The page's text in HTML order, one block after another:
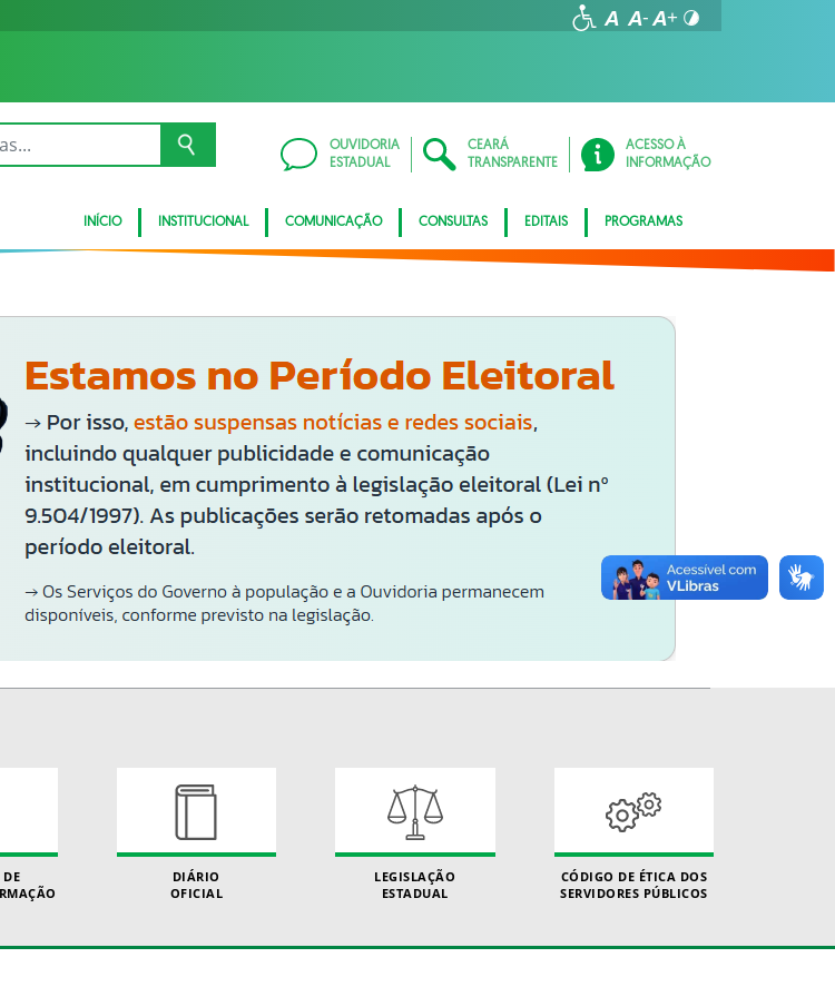
OUVIDORIA
ESTADUAL
CEARÁ
TRANSPARENTE
ACESSO À
INFORMAÇÃO
INÍCIO INSTITUCIONAL COMUNICAÇÃO CONSULTAS EDITAIS PROGRAMAS
DE
DIÁRIO
OFICIAL
LEGISLAÇÃO
ESTADUAL
CÓDIGO DE ÉTICA DOS
SERVIDORES PÚBLICOS